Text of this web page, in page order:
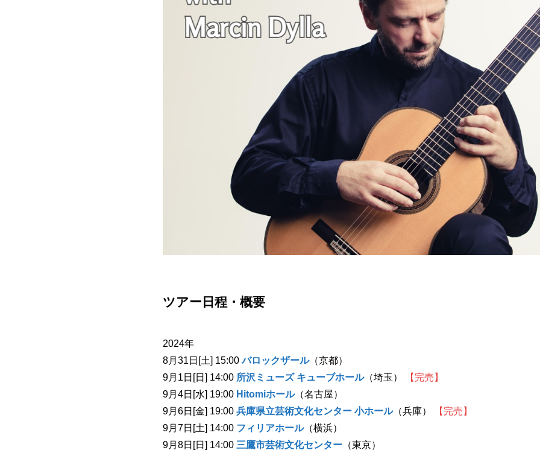
ツアー日程・概要
2024年
8月31日[土] 15:00バロックザール（京都）
9月1日[日] 14:00 所沢ミューズ キューブホール（埼玉）
【完売】
9月4日[水] 19:00 Hitomiホール（名古屋）
9月6日[金] 19:00 兵庫県立芸術文化センター 小ホール（兵庫）
【完売】
9月7日[土] 14:00 フィリアホール（横浜）
9月8日[日] 14:00 三鷹市芸術文化センター （東京）